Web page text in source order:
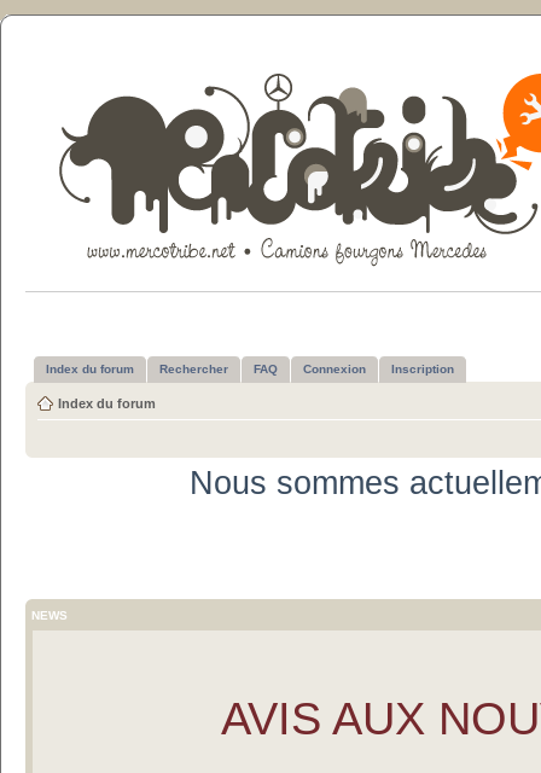
Index du forum Rechercher FAQ Connexion Inscription
Index du forum
Nous sommes
NEWS
AVIS AUX